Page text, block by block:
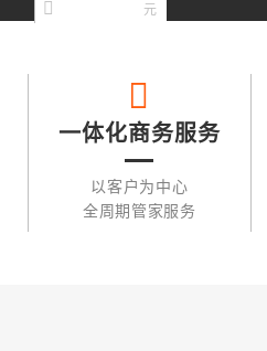
元
一体化商务服务
以客户为中心
全周期管家服务